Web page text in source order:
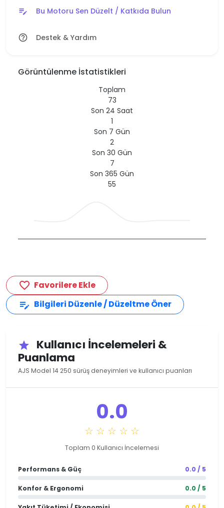
edit_note Bu Motoru Sen Düzelt / Katkıda Bulun
help_outline Destek & Yardım
Görüntülenme İstatistikleri
Toplam
73
Son 24 Saat
1
Son 7 Gün
2
Son 30 Gün
7
Son 365 Gün
55
favorite_border Favorilere Ekle
edit_note Bilgileri Düzenle / Düzeltme Öner
star
Kullanıcı İncelemeleri &
Puanlama
AJS Model 14 250 sürüş deneyimleri ve kullanıcı puanları
0.0
☆ ☆ ☆ ☆ ☆
Toplam 0 Kullanıcı İncelemesi
Performans & Güç 0.0 / 5
Konfor & Ergonomi 0.0 / 5